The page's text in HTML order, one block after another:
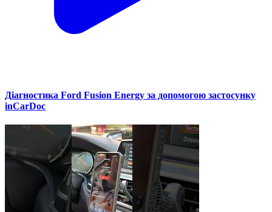
Діагностика Ford Fusion Energy за допомогою застосунку
inCarDoc